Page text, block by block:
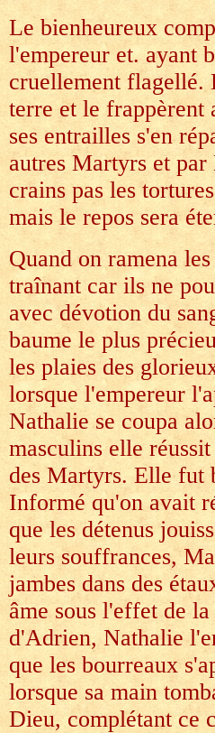
Le bienheureux
l'empereur et. ayant
cruellement flagellé.
terre et le frappèrent
ses entrailles s'en
autres Martyrs et
crains pas les
mais le repos sera
Quand on ramena
traînant car ils ne
avec dévotion du
baume le plus
les plaies des
lorsque l'empereur
Nathalie se coupa
masculins elle
des Martyrs. Elle fut
Informé qu'on avait
que les détenus
leurs souffrances,
jambes dans des
âme sous l'effet de
d'Adrien, Nathalie
que les bourreaux
lorsque sa main
Dieu, complétant ce